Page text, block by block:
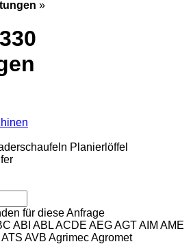
»
Planierlöffel
für diese Anfrage
ABI ABLACDE AEGAGTAIM AME
ATS AVB AgrimecAgromet